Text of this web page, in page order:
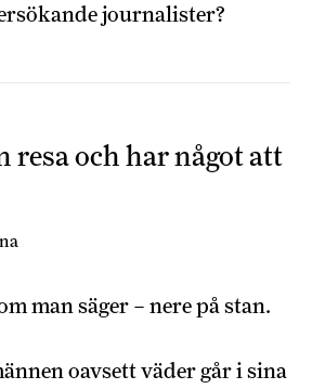
journalister?
resa och har något att
man säger – nere på stan.
oavsett väder går i sina